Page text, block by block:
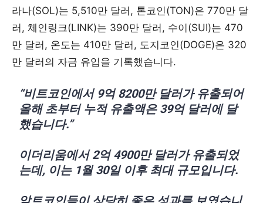
라나(SOL)는 5,510만 달러, 톤코인(TON)은 770만 달
러, 체인링크(LINK)는 390만 달러, 수이(SUI)는 470
만 달러, 온도는 410만 달러, 도지코인(DOGE)은 320
만 달러의 자금 유입을 기록했습니다.
“비트코인에서 9억 8200만 달러가 유출되어
올해 초부터 누적 유출액은 39억 달러에 달
했습니다.”
이더리움에서 2억 4900만 달러가 유출되었
는데, 이는 1월 30일 이후 최대 규모입니다.